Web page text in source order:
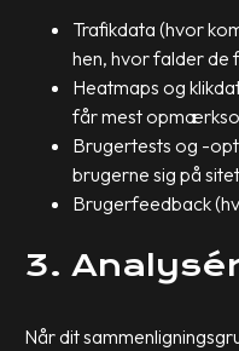
Trafikdata (hvor
hen, hvor falder de
Heatmaps og
får mest
Brugertests og -
brugerne sig på
Brugerfeedback
3.
Når dit